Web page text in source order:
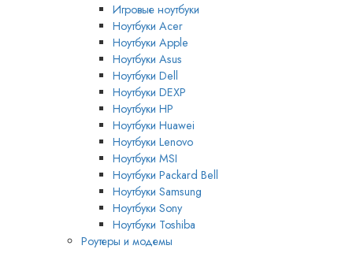
Игровые ноутбуки
Ноутбуки Acer
Ноутбуки Apple
Ноутбуки Asus
Ноутбуки Dell
Ноутбуки DEXP
Ноутбуки HP
Ноутбуки Huawei
Ноутбуки Lenovo
Ноутбуки MSI
Ноутбуки Packard Bell
Ноутбуки Samsung
Ноутбуки Sony
Ноутбуки Toshiba
Роутеры и модемы